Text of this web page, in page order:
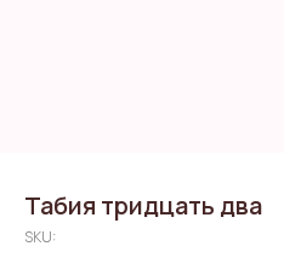
Табия тридцать два
SKU: